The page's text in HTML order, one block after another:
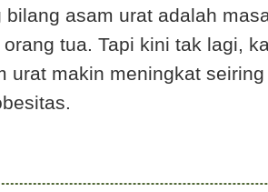
bilang asam urat adalah
tua. Tapi kini tak lagi,
urat makin meningkat